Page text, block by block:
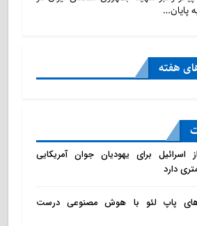
پایان…
هفته
اسرائیل برای یهودیان جوان آمریکایی
دارد
پاپ لئو با هوش مصنوعی درست